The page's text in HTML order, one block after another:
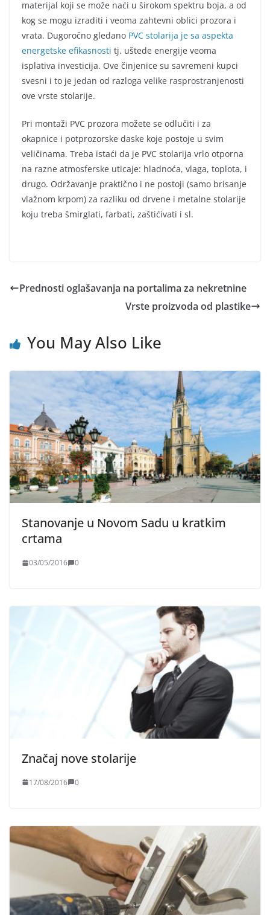
materijal koji se može naći u širokom spektru boja, a od
kog se mogu izraditi i veoma zahtevni oblici prozora i
vrata. Dugoročno gledano PVC stolarija je sa aspekta
energetske efikasnosti tj. uštede energije veoma
isplativa investicija. Ove činjenice su savremeni kupci
svesni i to je jedan od razloga velike rasprostranjenosti
ove vrste stolarije.
Pri montaži PVC prozora možete se odlučiti i za
okapnice i potprozorske daske koje postoje u svim
veličinama. Treba istaći da je PVC stolarija vrlo otporna
na razne atmosferske uticaje: hladnoća, vlaga, toplota, i
drugo. Održavanje praktično i ne postoji (samo brisanje
vlažnom krpom) za razliku od drvene i metalne stolarije
koju treba šmirglati, farbati, zaštićivati i sl.
Prednosti oglašavanja na portalima za nekretnine
Vrste proizvoda od plastike
You May Also Like
Stanovanje u Novom Sadu u kratkim
crtama
03/05/2016 0
Značaj nove stolarije
17/08/2016 0